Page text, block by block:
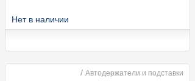
Нет в наличии
/ Автодержатели и подставки